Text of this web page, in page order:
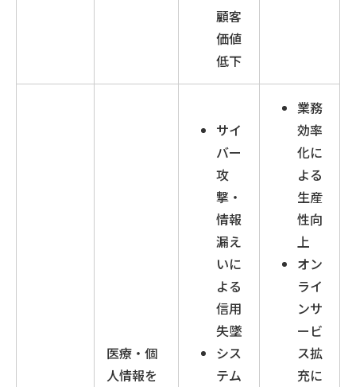
顧客
価値
低下
医療・個
人情報を
サイ
バー
攻
撃・
情報
漏え
いに
よる
信用
失墜
シス
テム
業務
効率
化に
よる
生産
性向
上
オン
ライ
ンサ
ービ
ス拡
充に